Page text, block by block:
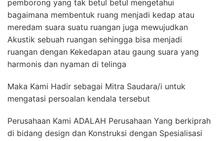
pemborong yang tak betul betul mengetahui
bagaimana membentuk ruang menjadi kedap atau
meredam suara suatu ruangan juga mewujudkan
Akustik sebuah ruangan sehingga bisa menjadi
ruangan dengan Kekedapan atau gaung suara yang
harmonis dan nyaman di telinga
Maka Kami Hadir sebagai Mitra Saudara/i untuk
mengatasi persoalan kendala tersebut
Perusahaan Kami ADALAH Perusahaan Yang berkiprah
di bidang design dan Konstruksi dengan Spesialisasi